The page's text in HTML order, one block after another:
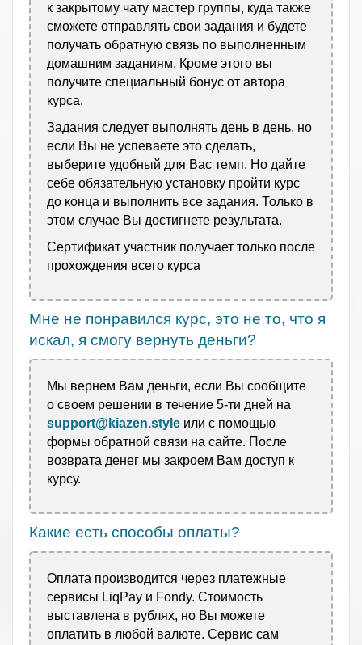
к закрытому чату мастер группы, куда также
сможете отправлять свои задания и будете
получать обратную связь по выполненным
домашним заданиям. Кроме этого вы
получите специальный бонус от автора
курса.
Задания следует выполнять день в день, но
если Вы не успеваете это сделать,
выберите удобный для Вас темп. Но дайте
себе обязательную установку пройти курс
до конца и выполнить все задания. Только в
этом случае Вы достигнете результата.
Сертификат участник получает только после
прохождения всего курса
Мне не понравился курс, это не то, что я
искал, я смогу вернуть деньги?
Мы вернем Вам деньги, если Вы сообщите
о своем решении в течение 5-ти дней на
support@kiazen.style или с помощью
формы обратной связи на сайте. После
возврата денег мы закроем Вам доступ к
курсу.
Какие есть способы оплаты?
Оплата производится через платежные
сервисы LiqPay и Fondy. Стоимость
выставлена в рублях, но Вы можете
оплатить в любой валюте. Сервис сам